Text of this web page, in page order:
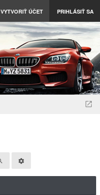
VYTVORIŤ ÚČET PRIHLÁSIŤ SA